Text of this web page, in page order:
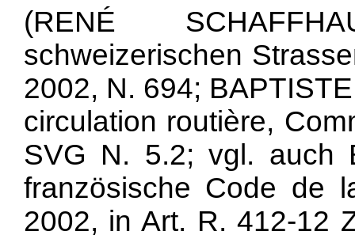
(RENÉ
schweizerischen
2002, N. 694;
circulation routière,
SVG N. 5.2; vgl. auch
französische Code de
2002, in Art. R. 412-12